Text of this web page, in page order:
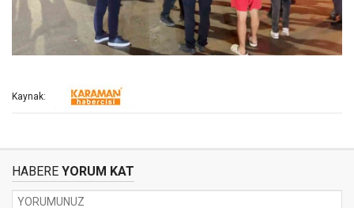
Kaynak:
HABERE YORUM KAT